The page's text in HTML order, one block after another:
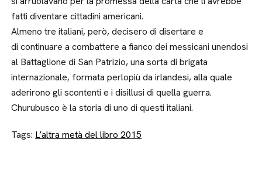
fatti diventare cittadini americani.
Almeno tre italiani, però, decisero di disertare e
di continuare a combattere a fianco dei messicani unendosi
al Battaglione di San Patrizio, una sorta di brigata
internazionale, formata perlopiù da irlandesi, alla quale
aderirono gli scontenti e i disillusi di quella guerra.
Churubusco è la storia di uno di questi italiani.
Tags: L’altra metà del libro 2015